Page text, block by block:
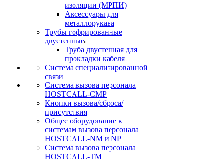
изоляции (МРПИ)
Аксессуары для
металлорукава
Трубы гофрированные
двустенные
Труба двустенная для
прокладки кабеля
Система специализированной
связи
Cистема вызова персонала
HOSTCALL-CMP
Кнопки вызова/сброса/
присутствия
Общее оборудование к
системам вызова персонала
HOSTCALL-NM и NP
Система вызова персонала
HOSTCALL-TM